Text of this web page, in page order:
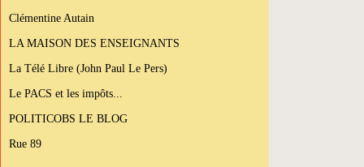
Clémentine Autain
LA MAISON DES ENSEIGNANTS
La Télé Libre (John Paul Le Pers)
Le PACS et les impôts...
POLITICOBS LE BLOG
Rue 89